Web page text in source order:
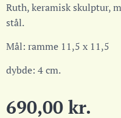
Ruth, keramisk skulptur,
stål.
Mål: ramme 11,5 x 11,5
dybde: 4 cm.
690,00 kr.